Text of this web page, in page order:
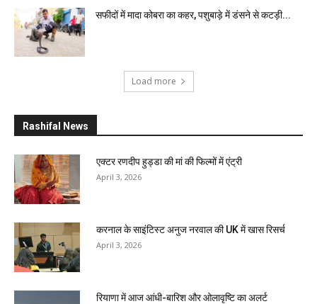
सफीदों में मादा कोबरा का कहर, पशुबाड़े में डंसने से कटड़ी...
Load more
Rashifal News
एक्टर रणदीप हुड्डा की मां की फिल्मों में एंट्री
April 3, 2026
करनाल के साइंटिस्ट अनुज नरवाल की UK में खास रिसर्च
April 3, 2026
रियाणा में आज आंधी-बारिश और ओलावृष्टि का अलर्ट